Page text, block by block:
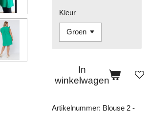
Kleur
In
winkelwagen
Artikelnummer: Blouse 2 -